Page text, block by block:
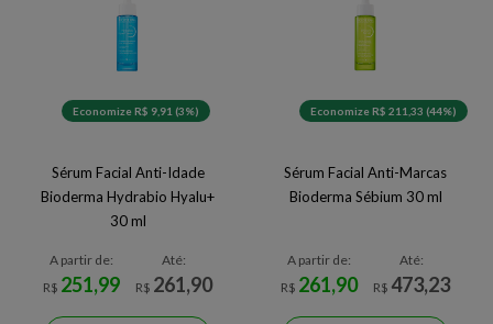
Economize R$ 9,91 (3%)
Sérum Facial Anti-Idade
Bioderma Hydrabio Hyalu+
30 ml
A partir de:
R$ 251,99
Até:
R$ 261,90
Economize R$ 211,33 (44%)
Sérum Facial Anti-Marcas
Bioderma Sébium 30 ml
A partir de:
R$ 261,90
Até:
R$ 473,23